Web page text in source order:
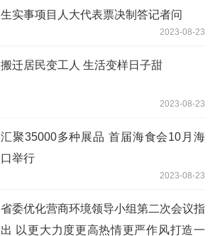
生实事项目人大代表票决制答记者问
2023-08-23
搬迁居民变工人 生活变样日子甜
2023-08-23
汇聚35000多种展品 首届海食会10月海
口举行
2023-08-23
省委优化营商环境领导小组第二次会议指
出 以更大力度更高热情更严作风打造一